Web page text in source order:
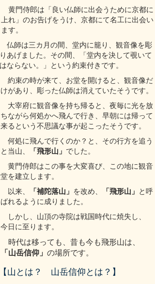
黄門侍郎は「良い仏師に出会うために京都に
上れ」のお告げをうけ、京都にて名工に出会い
ます。
仏師は三カ月の間、堂内に籠り、観音像を彫
りあげました。その間、「堂内を決して覗いて
はならない。」という約束付きです。
約束の時が来て、お堂を開けると、観音像だ
けがあり、彫った仏師は消えていたそうです。
大宰府に観音像を持ち帰ると、夜毎に光を放
ちながら何処かへ飛んで行き、早朝には帰って
来るという不思議な事が起こったそうです。
何処に飛んで行くのか？と、その行方を追う
と当山、
「飛形山」 でした。
黄門侍郎はこの事を大変喜び、この地に観音
堂を建立します。
以来、
「補陀落山」 を改め、 「飛形山」 と呼
ばれるように成りました。
しかし、山頂の寺院は戦国時代に焼失し、
今日に至ります。
時代は移っても、昔も今も飛形山は、
「山岳信仰」 の場所です。
山とは？ 山岳信仰とは？】